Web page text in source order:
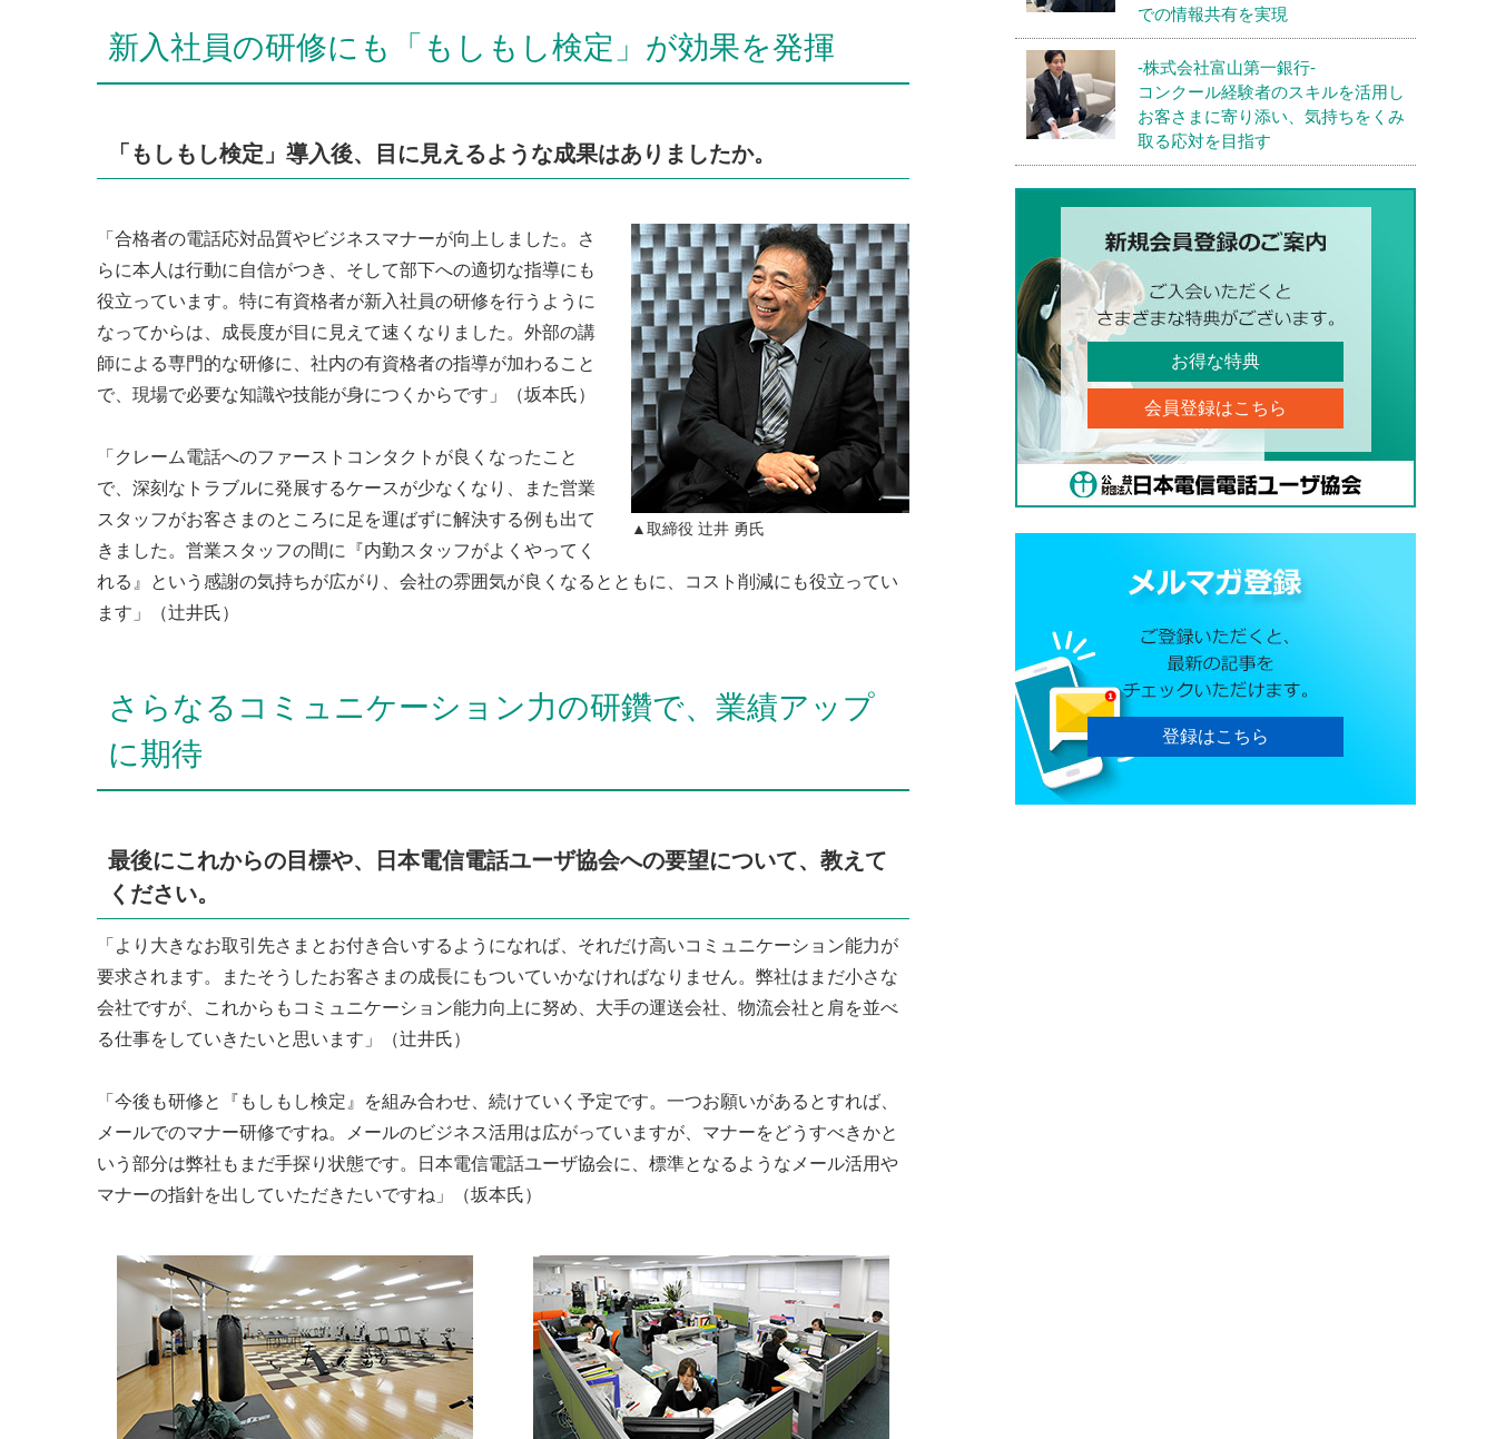
新入社員の研修にも「もしもし検定」が効果を発揮
「もしもし検定」導入後、目に見えるような成果はありましたか。
▲取締役 辻井 勇氏
「合格者の電話応対品質やビジネスマナーが向上しました。さ
らに本人は行動に自信がつき、そして部下への適切な指導にも
役立っています。特に有資格者が新入社員の研修を行うように
なってからは、成長度が目に見えて速くなりました。外部の講
師による専門的な研修に、社内の有資格者の指導が加わること
で、現場で必要な知識や技能が身につくからです」（坂本氏）
「クレーム電話へのファーストコンタクトが良くなったこと
で、深刻なトラブルに発展するケースが少なくなり、また営業
スタッフがお客さまのところに足を運ばずに解決する例も出て
きました。営業スタッフの間に『内勤スタッフがよくやってく
れる』という感謝の気持ちが広がり、会社の雰囲気が良くなるとともに、コスト削減にも役立ってい
ます」（辻井氏）
さらなるコミュニケーション力の研鑽で、業績アップ
に期待
最後にこれからの目標や、日本電信電話ユーザ協会への要望について、教えて
ください。
「より大きなお取引先さまとお付き合いするようになれば、それだけ高いコミュニケーション能力が
要求されます。またそうしたお客さまの成長にもついていかなければなりません。弊社はまだ小さな
会社ですが、これからもコミュニケーション能力向上に努め、大手の運送会社、物流会社と肩を並べ
る仕事をしていきたいと思います」（辻井氏）
「今後も研修と『もしもし検定』を組み合わせ、続けていく予定です。一つお願いがあるとすれば、
メールでのマナー研修ですね。メールのビジネス活用は広がっていますが、マナーをどうすべきかと
いう部分は弊社もまだ手探り状態です。日本電信電話ユーザ協会に、標準となるようなメール活用や
マナーの指針を出していただきたいですね」（坂本氏）
での情報共有を実現
-株式会社富山第一銀行-
コンクール経験者のスキルを活用し
お客さまに寄り添い、気持ちをくみ
取る応対を目指す
お得な特典
会員登録はこちら
登録はこちら